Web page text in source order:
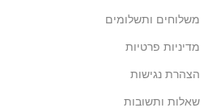
משלוחים ותשלומים
מדיניות פרטיות
הצהרת נגישות
שאלות ותשובות